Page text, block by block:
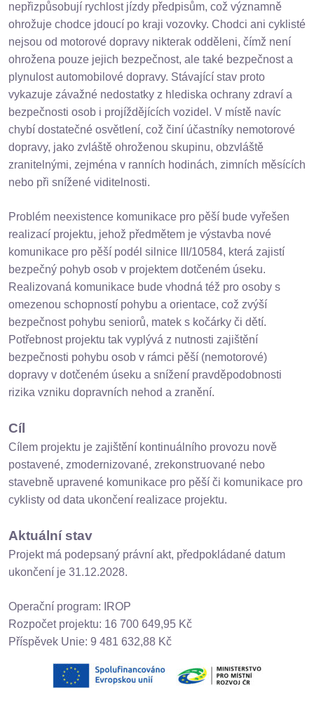
nepřizpůsobují rychlost jízdy předpisům, což významně
ohrožuje chodce jdoucí po kraji vozovky. Chodci ani cyklisté
nejsou od motorové dopravy nikterak odděleni, čímž není
ohrožena pouze jejich bezpečnost, ale také bezpečnost a
plynulost automobilové dopravy. Stávající stav proto
vykazuje závažné nedostatky z hlediska ochrany zdraví a
bezpečnosti osob i projíždějících vozidel. V místě navíc
chybí dostatečné osvětlení, což činí účastníky nemotorové
dopravy, jako zvláště ohroženou skupinu, obzvláště
zranitelnými, zejména v ranních hodinách, zimních měsících
nebo při snížené viditelnosti.
Problém neexistence komunikace pro pěší bude vyřešen
realizací projektu, jehož předmětem je výstavba nové
komunikace pro pěší podél silnice III/10584, která zajistí
bezpečný pohyb osob v projektem dotčeném úseku.
Realizovaná komunikace bude vhodná též pro osoby s
omezenou schopností pohybu a orientace, což zvýší
bezpečnost pohybu seniorů, matek s kočárky či dětí.
Potřebnost projektu tak vyplývá z nutnosti zajištění
bezpečnosti pohybu osob v rámci pěší (nemotorové)
dopravy v dotčeném úseku a snížení pravděpodobnosti
rizika vzniku dopravních nehod a zranění.
Cíl
Cílem projektu je zajištění kontinuálního provozu nově
postavené, zmodernizované, zrekonstruované nebo
stavebně upravené komunikace pro pěší či komunikace pro
cyklisty od data ukončení realizace projektu.
Aktuální stav
Projekt má podepsaný právní akt, předpokládané datum
ukončení je 31.12.2028.
Operační program: IROP
Rozpočet projektu: 16 700 649,95 Kč
Příspěvek Unie: 9 481 632,88 Kč